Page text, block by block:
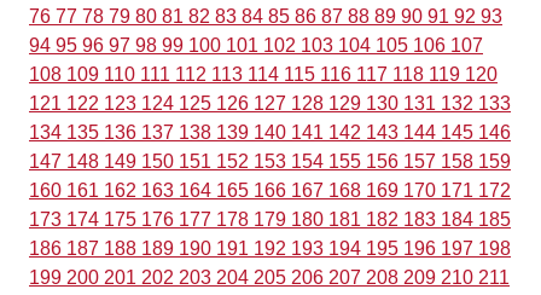
76 77 78 79 80 81 82 83 84 85 86 87 88 89 90 91 92 93
94 95 96 97 98 99 100 101 102 103 104 105 106 107
108 109 110 111 112 113 114 115 116 117 118 119 120
121 122 123 124 125 126 127 128 129 130 131 132 133
134 135 136 137 138 139 140 141 142 143 144 145 146
147 148 149 150 151 152 153 154 155 156 157 158 159
160 161 162 163 164 165 166 167 168 169 170 171 172
173 174 175 176 177 178 179 180 181 182 183 184 185
186 187 188 189 190 191 192 193 194 195 196 197 198
199 200 201 202 203 204 205 206 207 208 209 210 211